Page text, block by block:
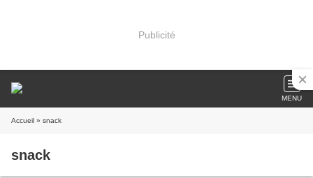
Publicité
MENU
Accueil » snack
snack